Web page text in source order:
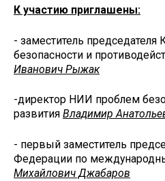
К участию приглашены:
- заместитель
безопасности и
Иванович Рыжак
-директор НИИ проблем
развития Владимир
- первый заместитель
Федерации по
Михайлович Джабаров